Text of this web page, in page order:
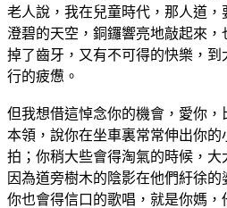
老人說，我在兒童時代，那人道
澄碧的天空，銅鑼響亮地敲起來
掉了齒牙，又有不可得的快樂，
行的疲憊。
但我想借這悼念你的機會，愛你
本領，說你在坐車裏常常伸出你
拍；你稍大些會得淘氣的時候，大
因為道旁樹木的陰影在他們紆徐的
你也會得信口的歌唱，就是你媽